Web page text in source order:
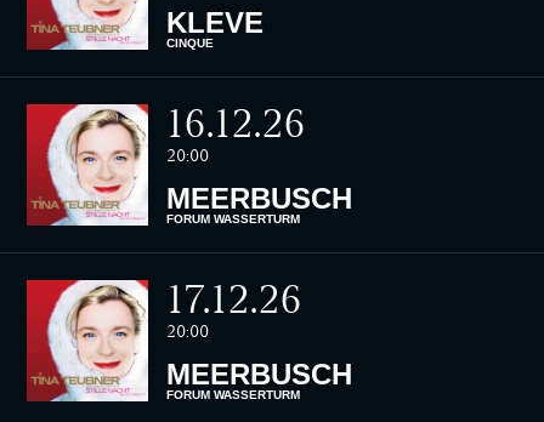
KLEVE
CINQUE
16.12.26
20:00
MEERBUSCH
FORUM WASSERTURM
17.12.26
20:00
MEERBUSCH
FORUM WASSERTURM